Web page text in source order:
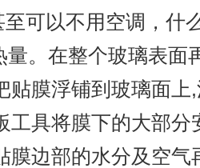
可以不用空调，什
量。在整个玻璃表面
贴膜浮铺到玻璃面上
工具将膜下的大部分
膜边部的水分及空气